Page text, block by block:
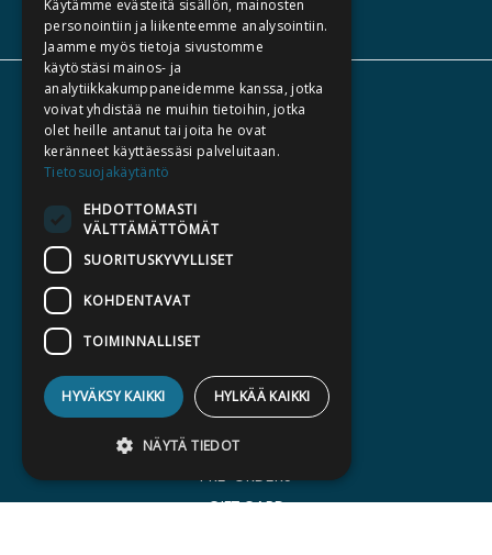
ABOUT US
AUTHORS
CATALOGUES
BECOME AN AUTHOR
BILLING ADDRESS
SILTALA.FI
E-BOOKS AND AUDIOBOOKS
PRE-ORDERS
GIFT CARD
Käytämme evästeitä sisällön, mainosten
personointiin ja liikenteemme analysointiin.
Jaamme myös tietoja sivustomme
käytöstäsi mainos- ja
analytiikkakumppaneidemme kanssa, jotka
voivat yhdistää ne muihin tietoihin, jotka
olet heille antanut tai joita he ovat
keränneet käyttäessäsi palveluitaan.
Tietosuojakäytäntö
EHDOTTOMASTI
VÄLTTÄMÄTTÖMÄT
SUORITUSKYVYLLISET
KOHDENTAVAT
TOIMINNALLISET
HYVÄKSY KAIKKI HYLKÄÄ KAIKKI
NÄYTÄ TIEDOT